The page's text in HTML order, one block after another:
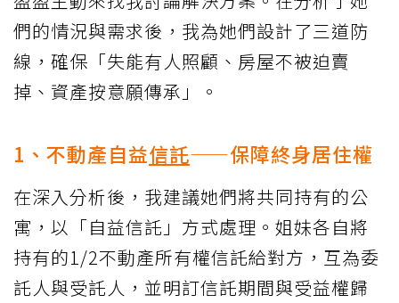
們的情況與需求後，我為她們設計了三道防
線，確保「失能有人照顧、房屋不被迫賣
掉、資產按意願傳承」。
1、不動產自益信託——保障終身居住權
在深入分析後，我建議她們將共同持有的公
寓，以「自益信託」方式處理。姐妹各自將
持有的1/2不動產所有權信託給對方，互為委
託人與受託人，並明訂信託期間與受益權歸